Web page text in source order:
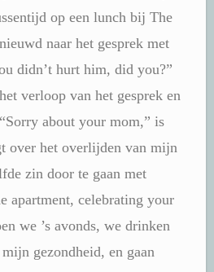
op een lunch bij The
naar het gesprek met
didn’t hurt him, did you?”
verloop van het gesprek en
about your mom,” is
over het overlijden van mijn
zin door te gaan met
apartment, celebrating your
we ’s avonds, we drinken
gezondheid, en gaan